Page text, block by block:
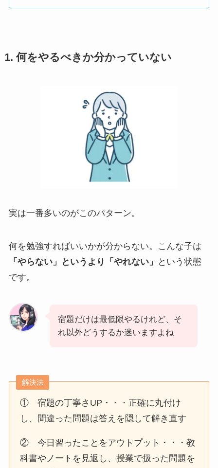
1. 何をやるべきか分かっていない
実は一番多いのがこのパターン。
何を勉強すればいいかが分からない。こんな子は
「やらない」というより「やれない」
という状態
です。
宿題だけは最低限やるけれど、そ
れ以外どうするか迷いますよね
解決法
① 宿題の丁寧さUP・・・正確に丸付け
し、間違った問題は答えを隠して解き直す
② 今日習ったことをアウトプット・・・教
科書やノートを見返し、授業で扱った問題を